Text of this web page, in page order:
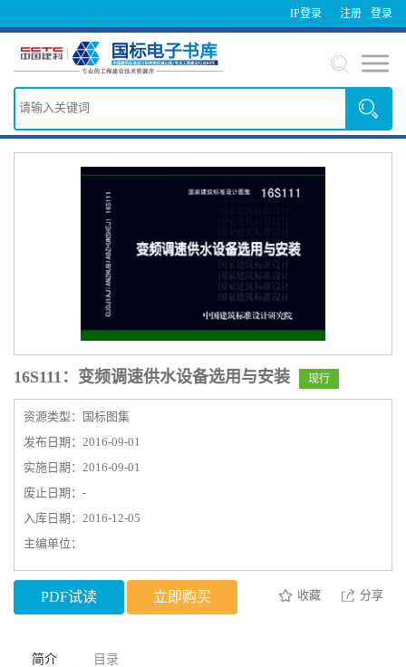
IP登录 登录
注册
16S111：变频调速供水设备选用与安装 现行
资源类型：国标图集
发布日期：2016-09-01
实施日期：2016-09-01
废止日期：-
入库日期：2016-12-05
主编单位：
PDF试读 立即购买 收藏 分享
简介 目录